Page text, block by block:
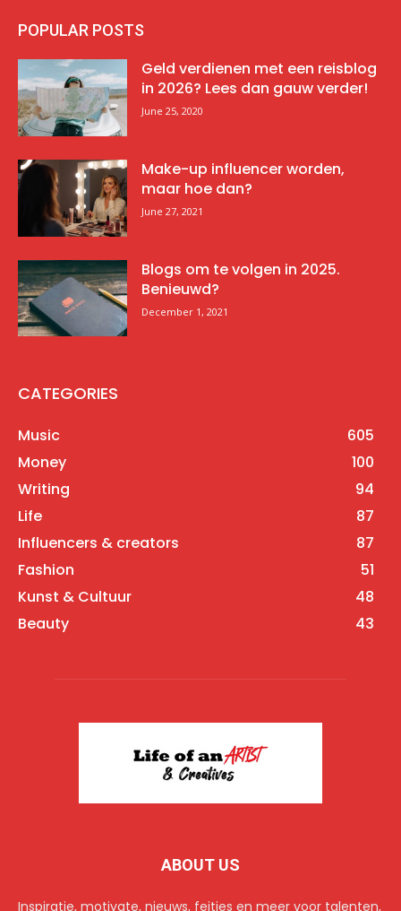
POPULAR POSTS
Geld verdienen met een reisblog
in 2026? Lees dan gauw verder!
June 25, 2020
Make-up influencer worden,
maar hoe dan?
June 27, 2021
Blogs om te volgen in 2025.
Benieuwd?
December 1, 2021
CATEGORIES
Music
605
Money
100
Writing
94
Life
87
Influencers & creators
87
Fashion
51
Kunst & Cultuur
48
Beauty
43
ABOUT US
Inspiratie, motivate, nieuws, feitjes en meer voor talenten,